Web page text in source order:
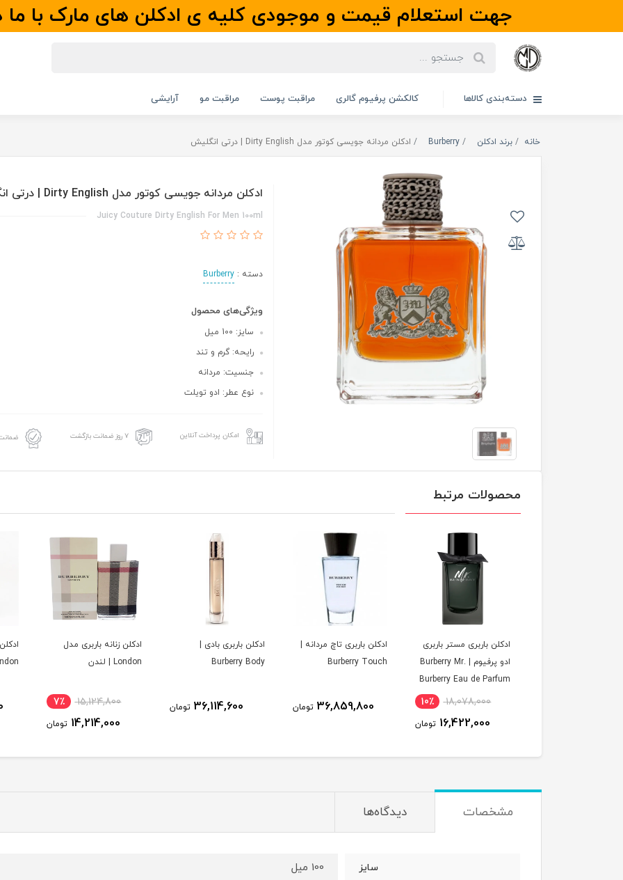
جهت استعلام قیمت و موجودی کلیه ی ادکلن های مارک با ما
دسته‌بندی کالاها کالکشن پرفیوم گالری مراقبت پوست مراقبت مو آرایشی
خانه برند ادکلن Burberry ادکلن مردانه جویسی کوتور مدل Dirty English | درتی انگلیش
ادکلن مردانه جویسی کوتور مدل Dirty English | درتی انگلیش
Juicy Couture Dirty English For Men 100ml
دسته :Burberry
ویژگی‌های محصول
سایز: 100 میل
رایحه: گرم و تند
جنسیت: مردانه
نوع عطر: ادو تویلت
امکان پرداخت آنلاین ۷ روز ضمانت بازگشت
محصولات مرتبط
ادکلن باربری تاچ مردانه |
Burberry Touch
36,859,800 تومان
ادکلن باربری بادی |
Burberry Body
36,114,600 تومان
ادکلن زنانه باربری مدل
London | لندن
15,124,800 7٪
ادکلن مردانه باربری مدل
London | لندن مردانه
12,737,400 تومان
مشخصات دیدگاه‌ها
سایز 100 میل